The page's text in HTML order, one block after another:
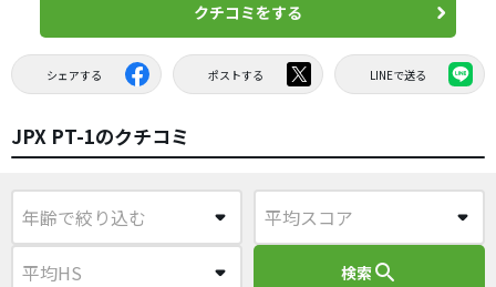
クチコミをする
シェアする ポストする LINEで送る
JPX PT-1のクチコミ
検索search